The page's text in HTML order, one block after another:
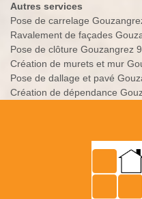
Autres services
Pose de carrelage
Ravalement de façades
Pose de clôture Gouzangrez
Création de murets et mur
Pose de dallage et pavé
Création de dépendance